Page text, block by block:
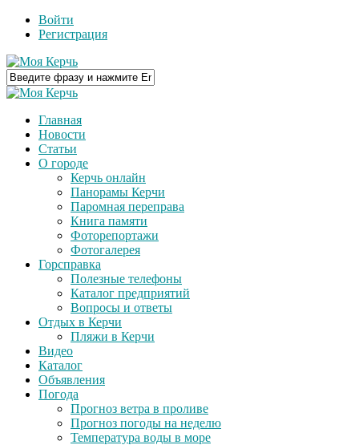
Войти
Регистрация
Главная
Новости
Статьи
О городе
Керчь онлайн
Панорамы Керчи
Паромная переправа
Книга памяти
Фоторепортажи
Фотогалерея
Горсправка
Полезные телефоны
Каталог предприятий
Вопросы и ответы
Отдых в Керчи
Пляжи в Керчи
Видео
Каталог
Объявления
Погода
Прогноз ветра в проливе
Прогноз погоды на неделю
Температура воды в море